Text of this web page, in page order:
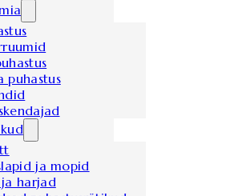
puhastus
ja mopid
harjad